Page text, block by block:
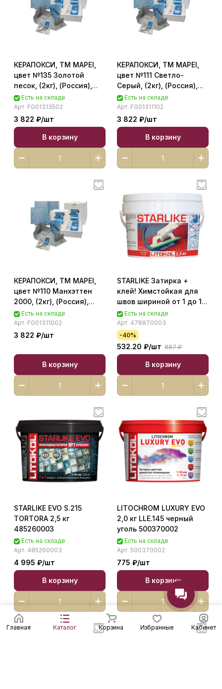
КЕРАПОКСИ, ТМ MAPEI,
цвет №135 Золотой
песок, (2кг), (Россия),
Эпоксидный шовный
заполнитель класса
FG01313502
Есть на складе
Арт. FG01313502
3 822 ₽/шт
В корзину
КЕРАПОКСИ, ТМ MAPEI,
цвет №111 Светло-
Серый, (2кг), (Россия),
Эпоксидный шовный
заполнитель класса R
FG01311102
Есть на складе
Арт. FG01311102
3 822 ₽/шт
В корзину
КЕРАПОКСИ, ТМ MAPEI,
цвет №110 Манхэттен
2000, (2кг), (Россия),
Эпоксидный шовный
заполнитель класса
FG01311002
Есть на складе
Арт. FG01311002
3 822 ₽/шт
В корзину
STARLIKE Затирка +
клей! Химстойкая для
швов шириной от 1 до 15
мм.Для всех видов
облицовки. Легко о
478870003
Есть на складе
Арт. 478870003
-40%
532.20 ₽/шт 887 ₽
В корзину
STARLIKE EVO S.215
TORTORA 2,5 кг
485260003
Есть на складе
Арт. 485260003
4 995 ₽/шт
В корзину
LITOCHROM LUXURY EVO
2,0 кг LLE.145 черный
уголь 500370002
Есть на складе
Арт. 500370002
775 ₽/шт
В корзину
Главная Каталог Корзина Избранные Кабинет